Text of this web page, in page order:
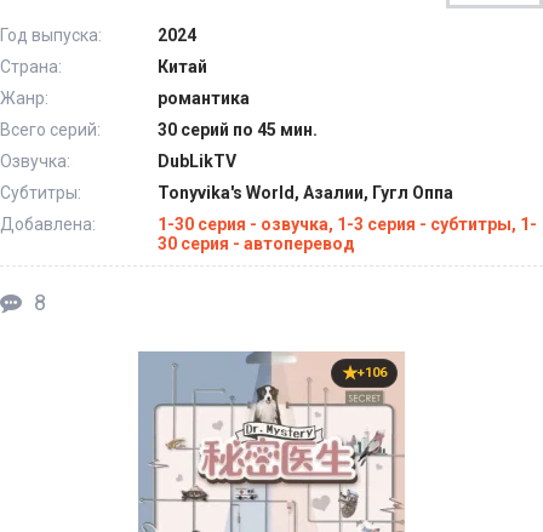
Год выпуска:
2024
Страна:
Китай
Жанр:
романтика
Всего серий:
30 серий по 45 мин.
Озвучка:
DubLikTV
Субтитры:
Tonyvika's World, Азалии, Гугл Оппа
Добавлена:
1-30 серия - озвучка, 1-3 серия - субтитры, 1-
30 серия - автоперевод
8
+106